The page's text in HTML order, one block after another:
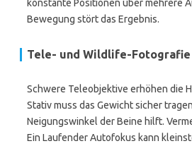
konstante Positionen über mehrere
Bewegung stört das Ergebnis.
Tele- und Wildlife-Fotografie
Schwere Teleobjektive erhöhen die
Stativ muss das Gewicht sicher
Neigungswinkel der Beine hilft.
Ein Laufender Autofokus kann